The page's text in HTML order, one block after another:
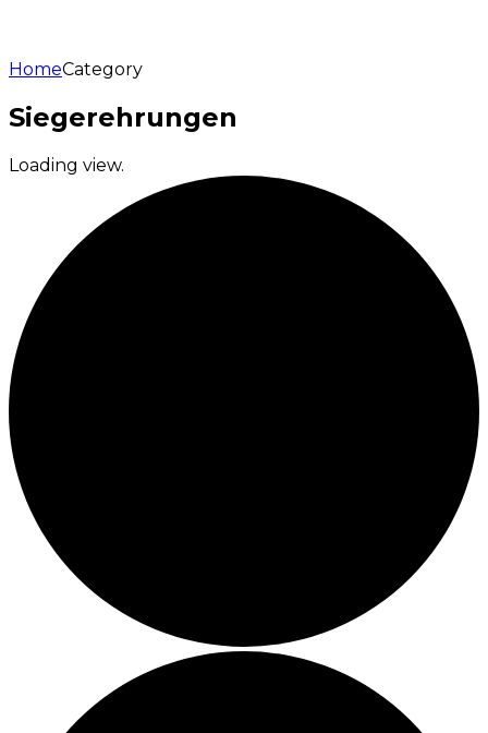
HomeCategory
Siegerehrungen
Loading view.